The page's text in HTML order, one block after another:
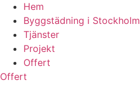
Hem
Byggstädning i Stockholm
Tjänster
Projekt
Offert
Offert